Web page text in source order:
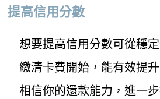
提高信用分數
想要提高信用分數可從穩
繳清卡費開始，能有效提
相信你的還款能力，進一